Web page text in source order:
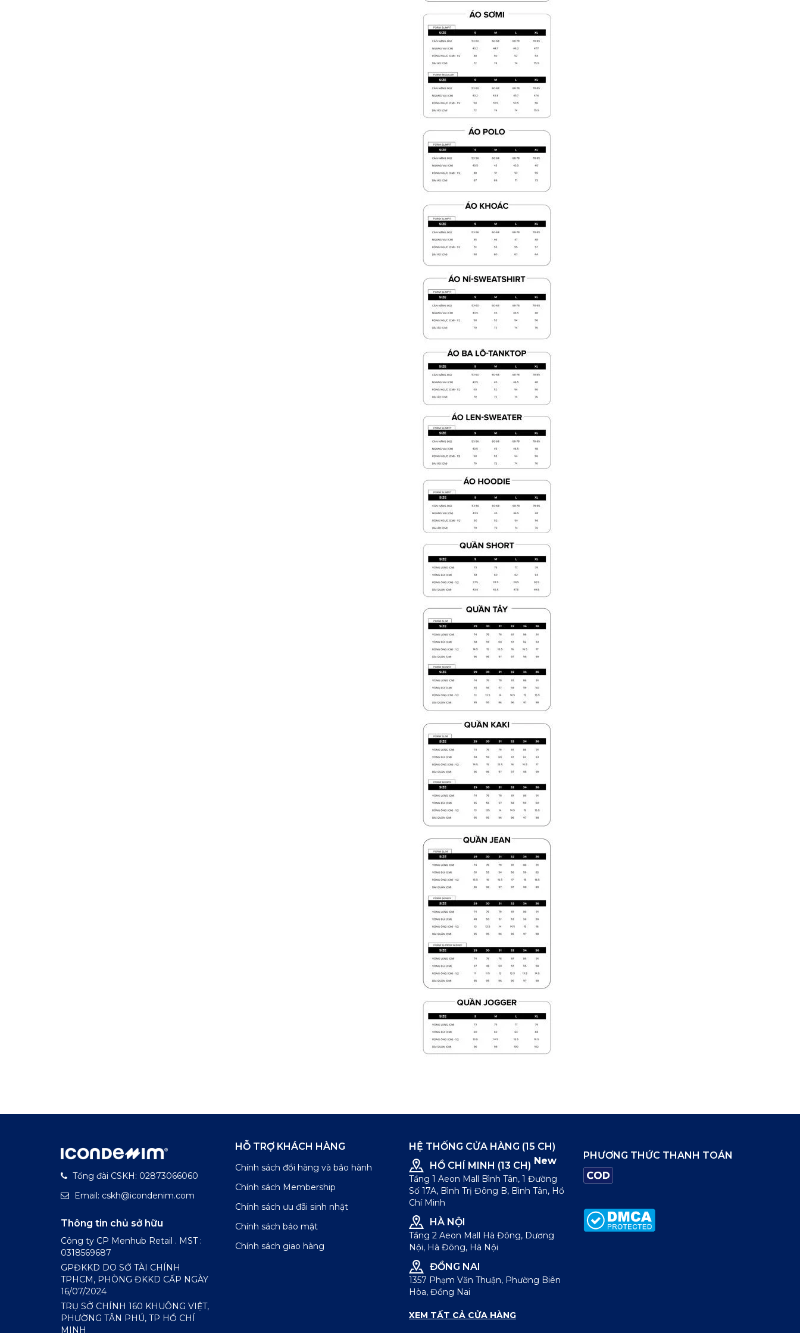
Tổng đài CSKH: 02873066060
Email: cskh@icondenim.com
Thông tin chủ sở hữu
Công ty CP Menhub Retail . MST :
0318569687
GPĐKKD DO SỞ TÀI CHÍNH
TPHCM, PHÒNG ĐKKD CẤP NGÀY
16/07/2024
TRỤ SỞ CHÍNH 160 KHUÔNG VIỆT,
PHƯỜNG TÂN PHÚ, TP HỒ CHÍ
MINH
HỖ TRỢ KHÁCH HÀNG
Chính sách đổi hàng và bảo hành
Chính sách Membership
Chính sách ưu đãi sinh nhật
Chính sách bảo mật
Chính sách giao hàng
HỆ THỐNG CỬA HÀNG (15 CH)
HỒ CHÍ MINH (13 CH) New
Tầng 1 Aeon Mall Bình Tân, 1 Đường
Số 17A, Bình Trị Đông B, Bình Tân, Hồ
Chí Minh
HÀ NỘI
Tầng 2 Aeon Mall Hà Đông, Dương
Nội, Hà Đông, Hà Nội
ĐỒNG NAI
1357 Phạm Văn Thuận, Phường Biên
Hòa, Đồng Nai
XEM TẤT CẢ CỬA HÀNG
PHƯƠNG THỨC THANH TOÁN